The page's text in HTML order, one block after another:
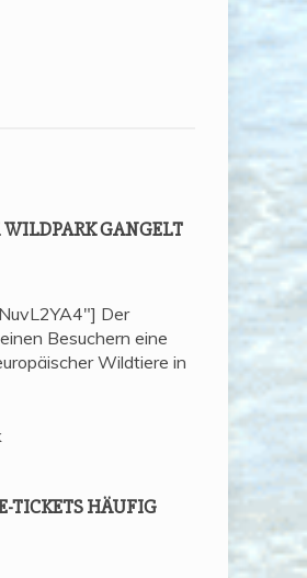
GANGELT
Der
Besuchern eine
Wildtiere in
TICKETS HÄU­FIG